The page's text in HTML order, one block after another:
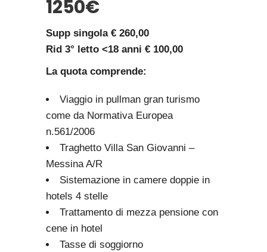
1250€
Supp singola € 260,00
Rid 3° letto <18 anni € 100,00
La quota comprende:
Viaggio in pullman gran turismo
come da Normativa Europea
n.561/2006
Traghetto Villa San Giovanni –
Messina A/R
Sistemazione in camere doppie in
hotels 4 stelle
Trattamento di mezza pensione con
cene in hotel
Tasse di soggiorno